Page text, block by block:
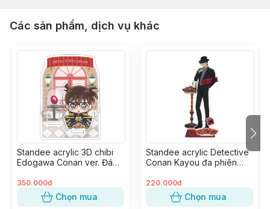
Các sản phẩm, dịch vụ khác
Standee acrylic 3D chibi
Edogawa Conan ver. Đá
350.000đ
Chọn mua
Standee acrylic Detective
Conan Kayou đa phiên
Present
220.000đ
Chọn mua